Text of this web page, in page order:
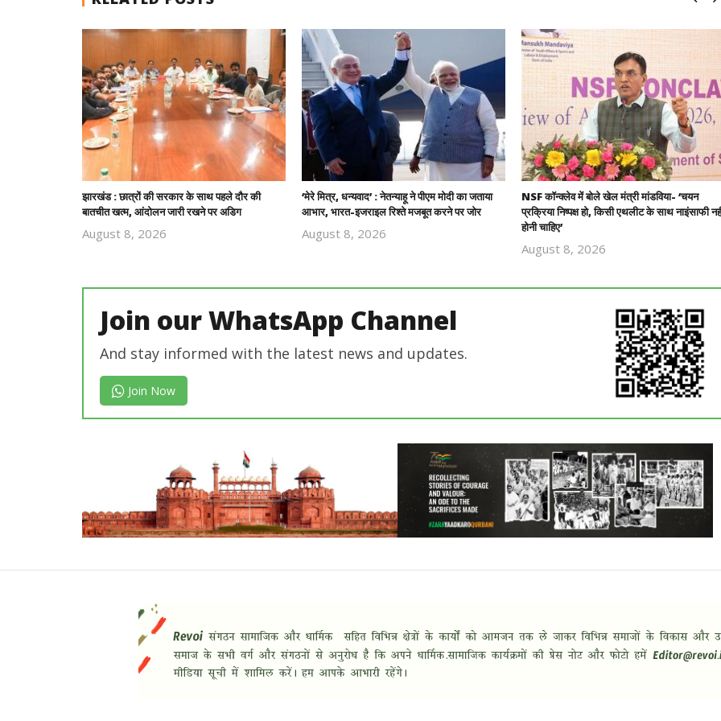
झारखंड : छात्रों की सरकार के साथ पहले दौर की
बातचीत खत्म, आंदोलन जारी रखने पर अडिग
August 8, 2026
‘मेरे मित्र, धन्यवाद’ : नेतन्याहू ने पीएम मोदी का जताया
आभार, भारत-इजराइल रिश्ते मजबूत करने पर जोर
August 8, 2026
NSF कॉन्क्लेव में बोले खेल मंत्री मांडविया- ‘चयन
प्रक्रिया निष्पक्ष हो, किसी एथलीट के साथ नाइंसाफी
होनी चाहिए’
August 8, 2026
Join our WhatsApp Channel
And stay informed with the latest news and updates.
Join Now